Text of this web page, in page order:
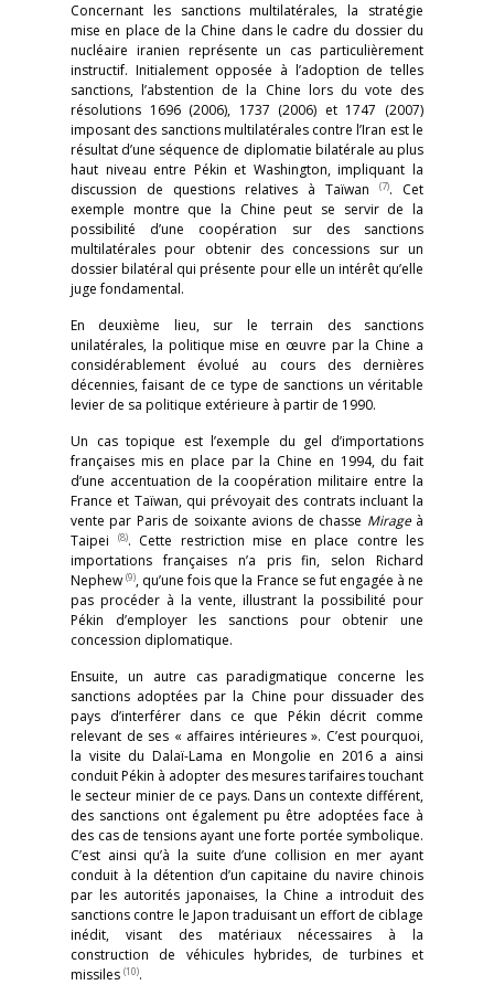
Concernant les sanctions multilatérales, la stratégie
mise en place de la Chine dans le cadre du dossier du
nucléaire iranien représente un cas particulièrement
instructif. Initialement opposée à l’adoption de telles
sanctions, l’abstention de la Chine lors du vote des
résolutions 1696 (2006), 1737 (2006) et 1747 (2007)
imposant des sanctions multilatérales contre l’Iran est le
résultat d’une séquence de diplomatie bilatérale au plus
haut niveau entre Pékin et Washington, impliquant la
discussion de questions relatives à Taïwan
(7). Cet
exemple montre que la Chine peut se servir de la
possibilité d’une coopération sur des sanctions
multilatérales pour obtenir des concessions sur un
dossier bilatéral qui présente pour elle un intérêt qu’elle
juge fondamental.
En deuxième lieu, sur le terrain des sanctions
unilatérales, la politique mise en œuvre par la Chine a
considérablement évolué au cours des dernières
décennies, faisant de ce type de sanctions un véritable
levier de sa politique extérieure à partir de 1990.
Un cas topique est l’exemple du gel d’importations
françaises mis en place par la Chine en 1994, du fait
d’une accentuation de la coopération militaire entre la
France et Taïwan, qui prévoyait des contrats incluant la
vente par Paris de soixante avions de chasse Mirageà
Taipei
(8). Cette restriction mise en place contre les
importations françaises n’a pris fin, selon Richard
Nephew(9), qu’une fois que la France se fut engagée à ne
pas procéder à la vente, illustrant la possibilité pour
Pékin d’employer les sanctions pour obtenir une
concession diplomatique.
Ensuite, un autre cas paradigmatique concerne les
sanctions adoptées par la Chine pour dissuader des
pays d’interférer dans ce que Pékin décrit comme
relevant de ses « affaires intérieures ». C’est pourquoi,
la visite du Dalaï-Lama en Mongolie en 2016 a ainsi
conduit Pékin à adopter des mesures tarifaires touchant
le secteur minier de ce pays. Dans un contexte différent,
des sanctions ont également pu être adoptées face à
des cas de tensions ayant une forte portée symbolique.
C’est ainsi qu’à la suite d’une collision en mer ayant
conduit à la détention d’un capitaine du navire chinois
par les autorités japonaises, la Chine a introduit des
sanctions contre le Japon traduisant un effort de ciblage
inédit, visant des matériaux nécessaires à la
construction de véhicules hybrides, de turbines et
missiles (10).